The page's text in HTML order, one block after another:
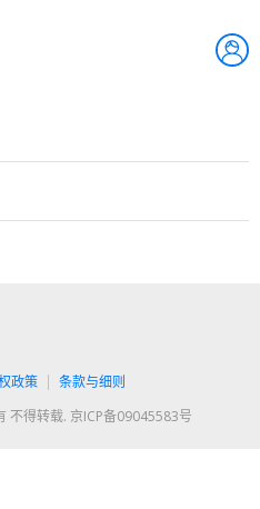
政策
条款与细则
得转载. 京ICP备09045583号